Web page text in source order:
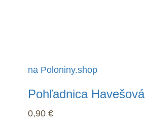
na Poloniny.shop
Pohľadnica Havešová
0,90 €